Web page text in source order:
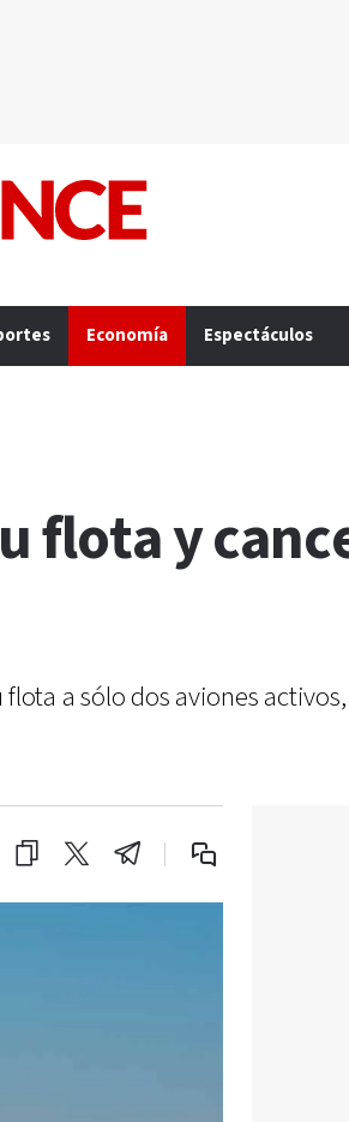
Economía Espectáculos
flota y
a sólo dos aviones